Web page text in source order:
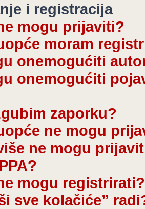
i registracija
mogu prijaviti?
moram
onemogućiti
onemogućiti
zaporku?
ne mogu
ne mogu
mogu registrirati?
sve kolačiće”